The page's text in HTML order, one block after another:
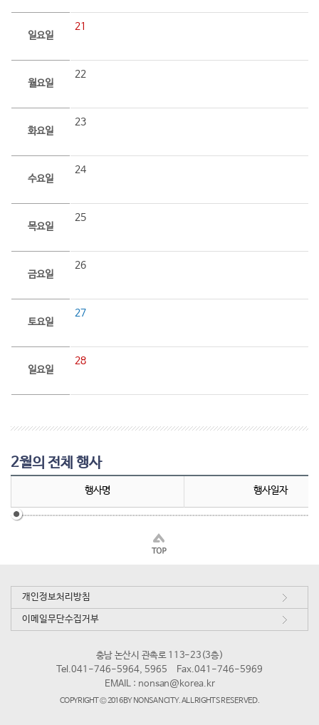
일요일
21
월요일
22
화요일
23
수요일
24
목요일
25
금요일
26
토요일
27
일요일
28
2월의 전체 행사
행사명 행사일자
개인정보처리방침
이메일무단수집거부
충남 논산시 관촉로 113-23(3층)
Tel.041-746-5964, 5965
Fax.041-746-5969
EMAIL : nonsan@korea.kr
COPYRIGHT © 2016 BY NONSAN CITY. ALL RIGHTS RESERVED.